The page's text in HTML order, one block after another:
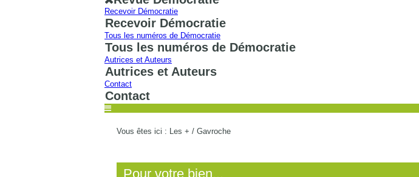
Recevoir Démocratie
Recevoir Démocratie
Tous les numéros de Démocratie
Tous les numéros de Démocratie
Autrices et Auteurs
Autrices et Auteurs
Contact
Contact
Vous êtes ici : Les + / Gavroche
Pour votre bien...